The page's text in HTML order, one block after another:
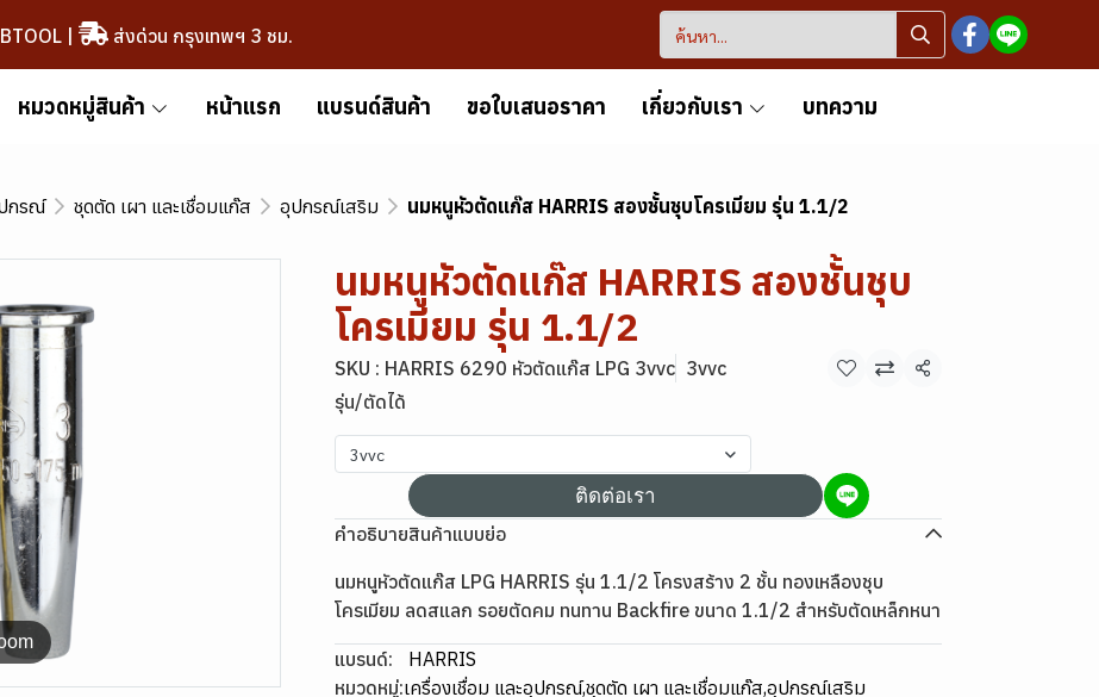
| ส่งด่วน กรุงเทพฯ 3 ชม.
หมวดหมู่สินค้า หน้าแรก แบรนด์สินค้า ขอใบเสนอราคา เกี่ยวกับเรา บทความ
ปกรณ์ ชุดตัด เผา และเชื่อมแก๊ส อุปกรณ์เสริม นมหนูหัวตัดแก๊ส HARRIS สองชั้นชุบโครเมียม รุ่น 1.1/2
นมหนูหัวตัดแก๊ส HARRIS สองชั้นชุบ
โครเมียม รุ่น 1.1/2
SKU : HARRIS 6290 หัวตัดแก๊ส LPG 3vvc 3vvc
แชร์
รุ่น/ตัดได้
3vvc
ติดต่อเรา
คำอธิบายสินค้าแบบย่อ
นมหนูหัวตัดแก๊ส LPG HARRIS รุ่น 1.1/2 โครงสร้าง 2 ชั้น ทองเหลืองชุบ
โครเมียม ลดสแลก รอยตัดคม ทนทาน Backfire ขนาด 1.1/2 สำหรับตัดเหล็กหนา
แบรนด์:
HARRIS
หมวดหมู่:เครื่องเชื่อม และอุปกรณ์,ชุดตัด เผา และเชื่อมแก๊ส,อุปกรณ์เสริม